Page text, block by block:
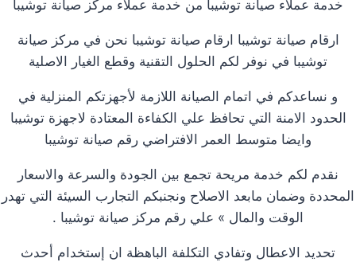
خدمة عملاء صيانة توشيبا من خدمة عملاء مركز صيانة توشيبا
ارقام صيانة توشيبا ارقام صيانة توشيبا نحن في مركز صيانة
توشيبا في نوفر لكم الحلول التقنية وقطع الغيار الاصلية
و نساعدكم في اتمام الصيانة اللازمة لأجهزتكم المنزلية في
الحدود الامنة التي تحافظ علي الكفاءة المعتادة لاجهزة توشيبا
وايضا متوسط العمر الافتراضي رقم صيانة توشيبا
نقدم لكم خدمة مريحة تجمع بين الجودة والسرعة والاسعار
المحددة وضمان مابعد الاصلاح ونجنبكم التجارب السيئة التي تهدر
الوقت والمال » علي رقم مركز صيانة توشيبا .
تحديد الاعطال وتفادي التكلفة الباهظة ان إستخدام أحدث